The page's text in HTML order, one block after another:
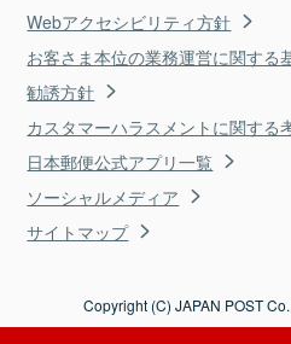
Webアクセシビリティ方針
お客さま本位の業務運営に関する
勧誘方針
カスタマーハラスメントに関する
日本郵便公式アプリ一覧
ソーシャルメディア
サイトマップ
Copyright (C) JAPAN POST